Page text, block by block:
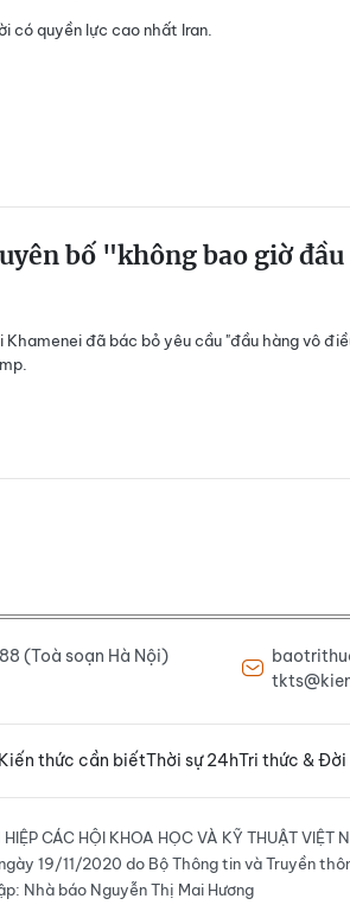
có quyền lực cao nhất Iran.
bố "không bao giờ đầu
đã bác bỏ yêu cầu "đầu hàng vô
(Toà soạn Hà Nội)
thức cần biếtThời sự 24hTri thức & Đời
CÁC HỘI KHOA HỌC VÀ KỸ THUẬT VIỆT
19/11/2020 do Bộ Thông tin và Truyền
Nhà báo Nguyễn Thị Mai Hương